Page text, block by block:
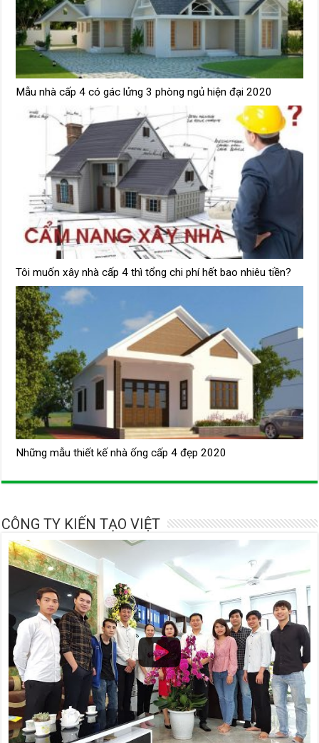
Mẫu nhà cấp 4 có gác lửng 3 phòng ngủ hiện đại 2020
Tôi muốn xây nhà cấp 4 thì tổng chi phí hết bao nhiêu tiền?
Những mẫu thiết kế nhà ống cấp 4 đẹp 2020
CÔNG TY KIẾN TẠO VIỆT